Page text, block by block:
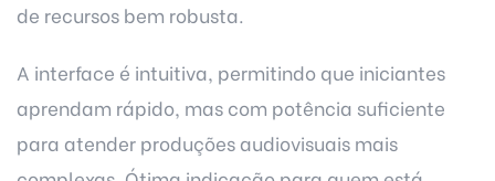
de recursos bem robusta.
A interface é intuitiva, permitindo que iniciantes
aprendam rápido, mas com potência suficiente
para atender produções audiovisuais mais